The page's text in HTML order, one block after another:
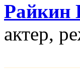
Райкин
актер,